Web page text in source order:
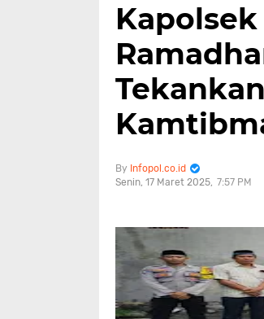
Infopol.co.id
Senin, 17 Maret 2025 7:57 PM